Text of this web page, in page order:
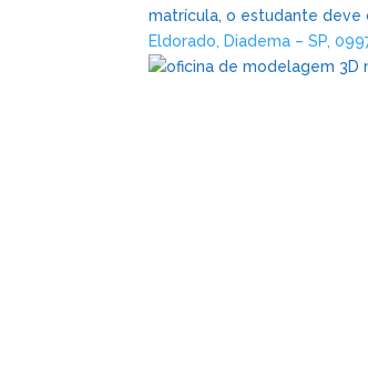
matrícula, o estudante deve
Eldorado, Diadema – SP,